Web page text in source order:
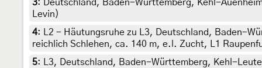
3:
Deutschland, Baden-Württemberg, Kehl-
Levin)
4:
L2 - Häutungsruhe zu L3, Deutschland, Baden-
reichlich Schlehen, ca. 140 m, e.l. Zucht, L1
5:
L3, Deutschland, Baden-Württemberg, Kehl-